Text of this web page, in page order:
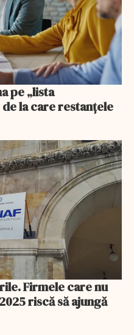
pe „lista
la care restanțele
Firmele care nu
riscă să ajungă